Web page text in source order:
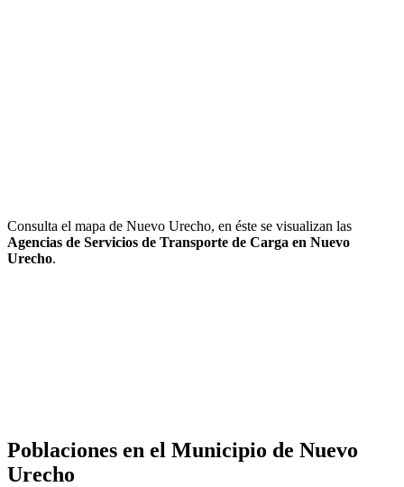
Consulta el mapa de Nuevo Urecho, en éste se visualizan las
Agencias de Servicios de Transporte de Carga en Nuevo
Urecho.
Poblaciones en el Municipio de Nuevo
Urecho